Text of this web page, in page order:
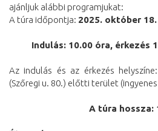
ajánljuk alábbi programjukat:
A túra időpontja: 2025. október
Indulás: 10.00 óra, érkezés
Az indulás és az érkezés helyszíne:
(Szőregi u. 80.) előtti terület
A túra hossza: